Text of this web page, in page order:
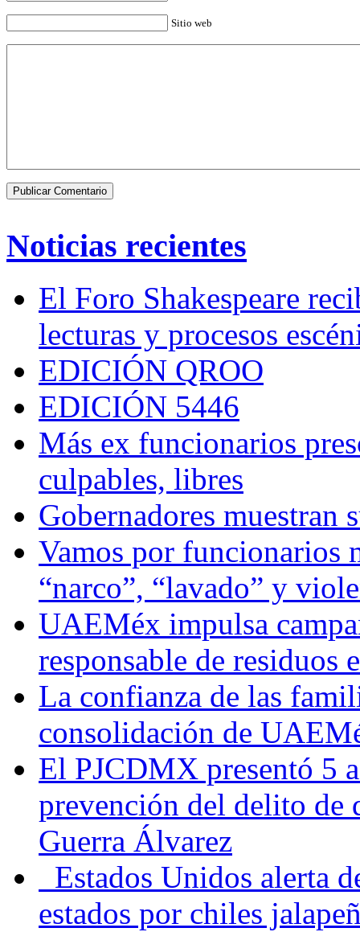
Sitio web
Noticias recientes
El Foro Shakespeare
lecturas y procesos
EDICIÓN QROO
EDICIÓN 5446
Más ex funcionarios
culpables, libres
Gobernadores muestran
Vamos por funcionarios
“narco”, “lavado” y
UAEMéx impulsa
responsable de residuos
La confianza de las
consolidación de
El PJCDMX presentó 5
prevención del delito de
Guerra Álvarez
Estados Unidos alerta
estados por chiles